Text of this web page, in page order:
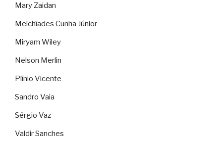
Mary Zaidan
Melchíades Cunha Júnior
Miryam Wiley
Nelson Merlin
Plínio Vicente
Sandro Vaia
Sérgio Vaz
Valdir Sanches